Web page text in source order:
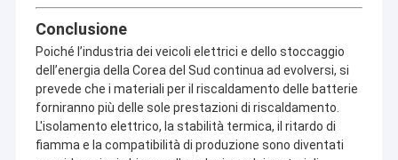
Conclusione
Poiché l’industria dei veicoli elettrici e dello stoccaggio
dell’energia della Corea del Sud continua ad evolversi, si
prevede che i materiali per il riscaldamento delle batterie
forniranno più delle sole prestazioni di riscaldamento.
L'isolamento elettrico, la stabilità termica, il ritardo di
fiamma e la compatibilità di produzione sono diventati
Perché sceglierci? ——Creare valore unico per te
· Qualità garantita – Coerenza certificata in ogni prodotto e
processo.
· Consegna puntuale: il tuo programma è garantito attraverso
una logistica affidabile.
· Supporto di esperti – Assistenza tecnica e post-vendita
sempre disponibile.
· Prezzi competitivi – Conveniente senza compromettere la